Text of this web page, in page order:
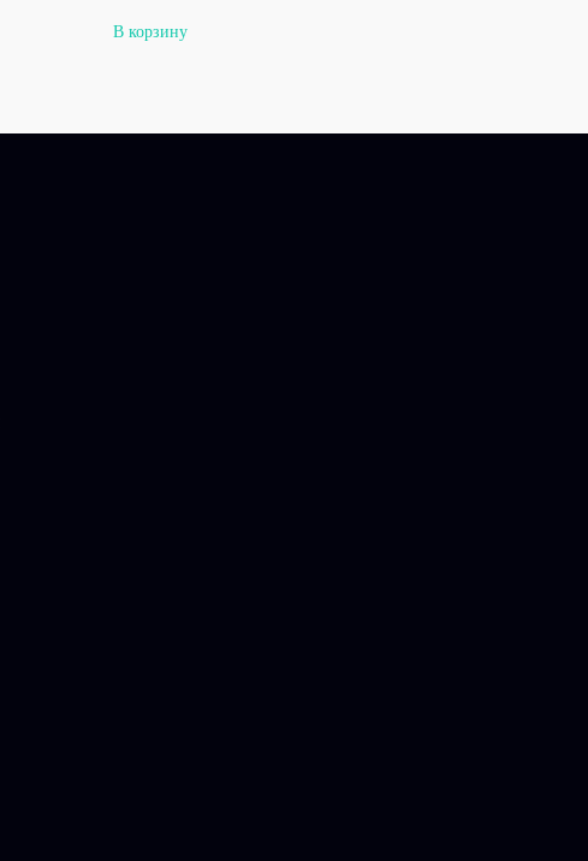
В корзину